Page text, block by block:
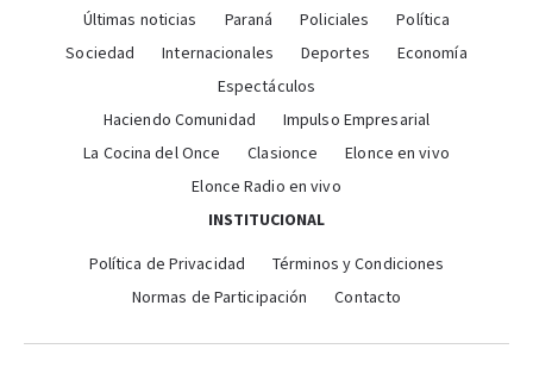
Últimas noticias Paraná Policiales
Política
Sociedad
Internacionales Deportes
Economía
Espectáculos
Haciendo Comunidad
Impulso Empresarial
La Cocina del Once
Clasionce
Elonce en vivo
Elonce Radio en vivo
INSTITUCIONAL
Política de Privacidad
Términos y Condiciones
Normas de Participación
Contacto